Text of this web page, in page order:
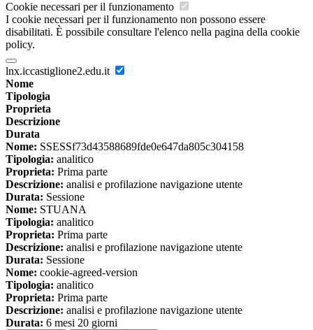
Cookie necessari per il funzionamento
I cookie necessari per il funzionamento non possono essere
disabilitati. È possibile consultare l'elenco nella pagina della cookie
policy.
lnx.iccastiglione2.edu.it
Nome
Tipologia
Proprieta
Descrizione
Durata
Nome: SSESSf73d43588689fde0e647da805c304158
Tipologia: analitico
Proprieta: Prima parte
Descrizione: analisi e profilazione navigazione utente
Durata: Sessione
Nome: STUANA
Tipologia: analitico
Proprieta: Prima parte
Descrizione: analisi e profilazione navigazione utente
Durata: Sessione
Nome: cookie-agreed-version
Tipologia: analitico
Proprieta: Prima parte
Descrizione: analisi e profilazione navigazione utente
Durata: 6 mesi 20 giorni